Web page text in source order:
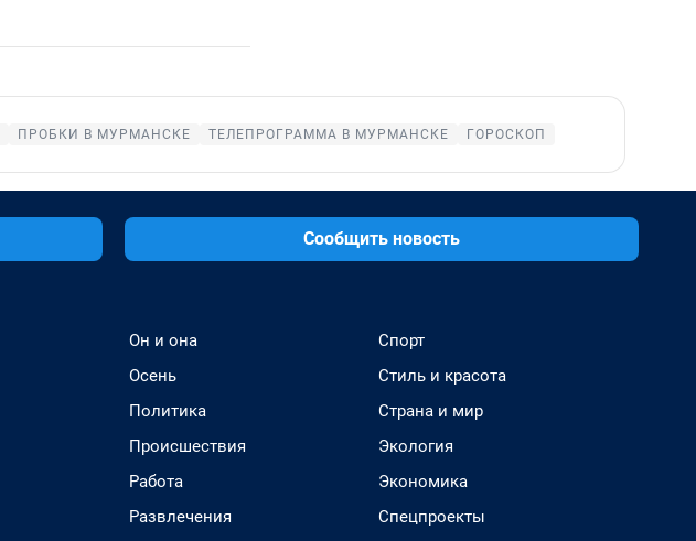
ПРОБКИ В МУРМАНСКЕ ТЕЛЕПРОГРАММА В МУРМАНСКЕ ГОРОСКОП
Сообщить новость
Он и она
Осень
Политика
Происшествия
Работа
Развлечения
Спорт
Стиль и красота
Страна и мир
Экология
Экономика
Спецпроекты